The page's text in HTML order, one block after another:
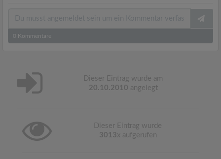
0 Kommentare
Dieser Eintrag wurde am
20.10.2010 angelegt
Dieser Eintrag wurde
3013x aufgerufen